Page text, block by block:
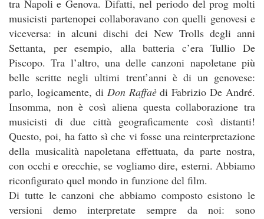
tra Napoli e Genova. Difatti, nel periodo del prog molti
musicisti partenopei collaboravano con quelli genovesi e
viceversa: in alcuni dischi dei New Trolls degli anni
Settanta, per esempio, alla batteria c’era Tullio De
Piscopo. Tra l’altro, una delle canzoni napoletane più
belle scritte negli ultimi trent’anni è di un genovese:
parlo, logicamente, di Don Raffaèdi Fabrizio De André.
Insomma, non è così aliena questa collaborazione tra
musicisti di due città geograficamente così distanti!
Questo, poi, ha fatto sì che vi fosse una reinterpretazione
della musicalità napoletana effettuata, da parte nostra,
con occhi e orecchie, se vogliamo dire, esterni. Abbiamo
riconfigurato quel mondo in funzione del film.
Di tutte le canzoni che abbiamo composto esistono le
versioni demo interpretate sempre da noi: sono